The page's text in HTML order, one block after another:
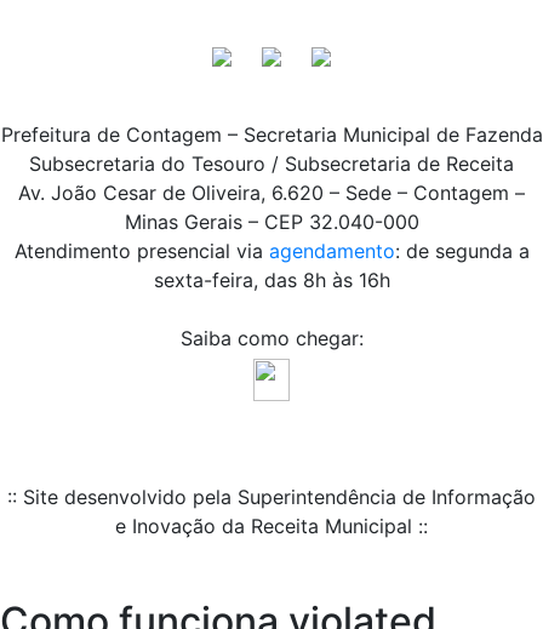
Prefeitura de Contagem – Secretaria Municipal de Fazenda
Subsecretaria do Tesouro / Subsecretaria de Receita
Av. João Cesar de Oliveira, 6.620 – Sede – Contagem –
Minas Gerais – CEP 32.040-000
Atendimento presencial via agendamento: de segunda a
sexta-feira, das 8h às 16h
Saiba como chegar:
:: Site desenvolvido pela Superintendência de Informação
e Inovação da Receita Municipal ::